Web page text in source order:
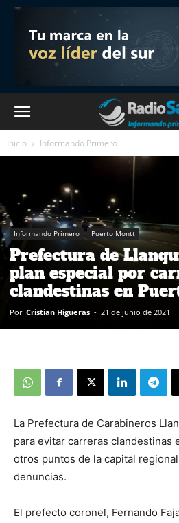
Inicio Informando Primero
Informando Primero Puerto Montt
Prefectura de
plan especial por
clandestinas en
Por Cristian Higueras - 21 de junio de 2021
La Prefectura de Carabineros
para evitar carreras clandestinas
otros puntos de la capital
denuncias.
El prefecto coronel, Fernando